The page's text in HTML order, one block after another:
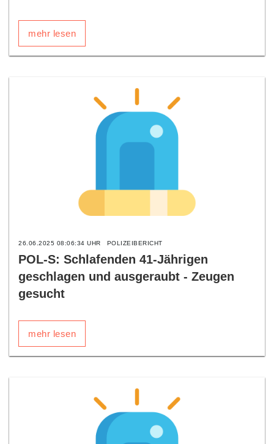
mehr lesen
26.06.2025 08:06:34 UHR POLIZEIBERICHT
POL-S: Schlafenden 41-Jährigen
geschlagen und ausgeraubt - Zeugen
gesucht
mehr lesen